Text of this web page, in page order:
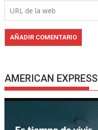
AMERICAN EXPRESS